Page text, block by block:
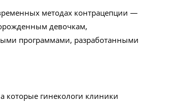
методах контрацепции —
девочкам,
программами, разработанными
которые гинекологи клиники